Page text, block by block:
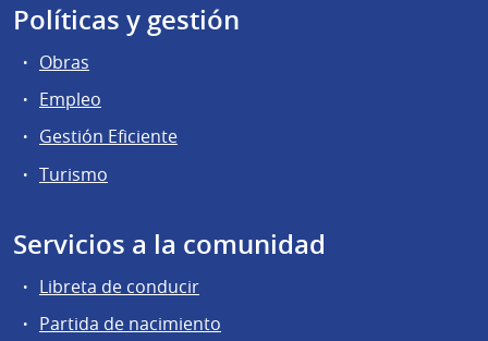
Políticas y gestión
Obras
Empleo
Gestión Eficiente
Turismo
Servicios a la comunidad
Libreta de conducir
Partida de nacimiento